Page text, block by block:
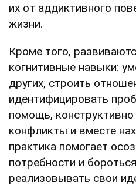
их от аддиктивного
жизни.
Кроме того,
когнитивные навыки:
других, строить
идентифицировать
помощь,
конфликты и вместе
практика помогает
потребности и
реализовывать свои